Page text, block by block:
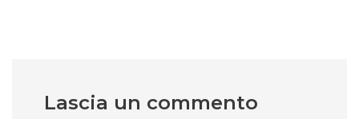
Lascia un commento